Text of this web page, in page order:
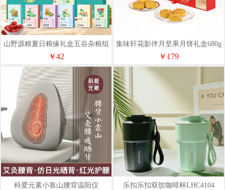
山野源粮夏日粮缘礼盒五谷杂粮组
合绿豆冰糖红枣清凉粥礼包
￥42
集味轩花影伴月坚果月饼礼盒680g
￥179
科爱元素小靠山腰背温阳仪
乐扣乐扣双饮咖啡杯LHC4104